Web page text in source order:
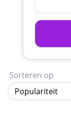
Sorteren op
Populariteit